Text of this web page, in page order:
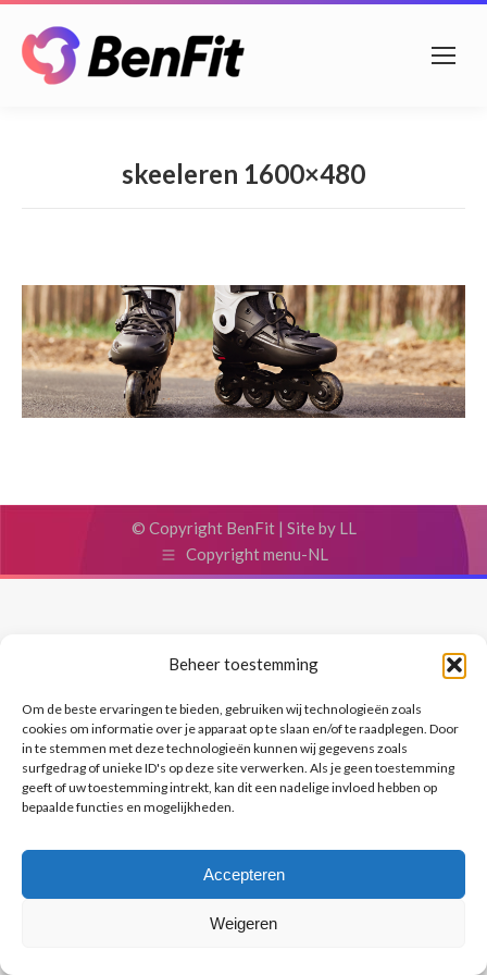
Beheer toestemming
Om de beste ervaringen te bieden, gebruiken wij technologieën zoals
cookies om informatie over je apparaat op te slaan en/of te raadplegen. Door
in te stemmen met deze technologieën kunnen wij gegevens zoals
surfgedrag of unieke ID's op deze site verwerken. Als je geen toestemming
geeft of uw toestemming intrekt, kan dit een nadelige invloed hebben op
bepaalde functies en mogelijkheden.
Accepteren
Weigeren
skeeleren 1600×480
© Copyright BenFit | Site by LL
Copyright menu-NL